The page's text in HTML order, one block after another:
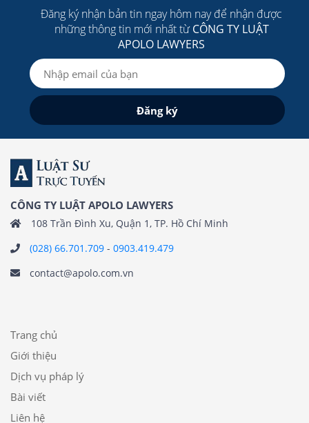
Đăng ký nhận bản tin ngay hôm nay để nhận được
những thông tin mới nhất từCÔNG TY LUẬT
APOLO LAWYERS
CÔNG TY LUẬT APOLO LAWYERS
108 Trần Đình Xu, Quận 1, TP. Hồ Chí Minh
(028) 66.701.709 - 0903.419.479
contact@apolo.com.vn
Trang chủ
Giới thiệu
Dịch vụ pháp lý
Bài viết
Liên hệ